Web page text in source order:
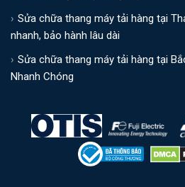
Sửa chữa thang máy tải hàng tại
nhanh, bảo hành lâu dài
Sửa chữa thang máy tải hàng tại
Nhanh Chóng